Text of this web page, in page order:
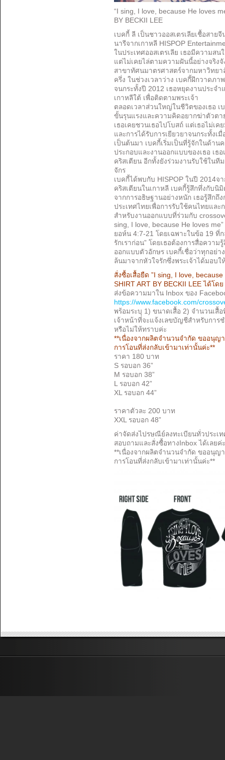
“I sing, I love, because He loves
BY BECKII LEE
เบคกี้ ลี เป็นชาวออสเตรเลียเชื้อสา
นารีจากเกาหลี HISPOP
ในประเทศออสเตรเลีย เธอมีความส
แต่ไม่เคยไล่ตามความฝันนี้อย่างจริง
สาขาทัศนมาตรศาสตร์จากมหาวิทยา
ครึ่ง ในช่วงเวลาว่าง เบคกี้ฝึกวาดภ
จนกระทั้งปี 2012 เธอหยุดงานประจำ
เกาหลีใต้ เพื่อติดตามพระเจ้า
ตลอดเวลาส่วนใหญ่ในชีวิตของเธอ
ขั้นรุนแรงและความคิดอยากฆ่าตัวตา
เธอเคยชวนเธอไปโบสถ์ แต่เธอไม่เ
และการได้รับการเยียวยาจนกระทั้งเ
เป็นต้นมา เบคกี้เริ่มเป็นที่รู้จักในด้าน
ประกอบและงานออกแบบของเธอ เธ
คริสเตียน อีกทั้งยังร่วมงานรับใช้ใน
จักร
เบคกี้ได้พบกับ HISPOP ในปี 2014จ
คริสเตียนในเกาหลี เบคกี้รู้สึกทึ่งกับนิ
จากการอธิษฐานอย่างหนัก เธอรู้สึกถึ
ประเทศไทยเพื่อการรับใช้คนไทยแล
สำหรับงานออกแบบที่ร่วมกับ
sing, I love, because He loves
ยอห์น 4:7-21 โดยเฉพาะในข้อ 19 ที่ก
รักเราก่อน” โดยเธอต้องการสื่อความ
ออกแบบตัวอักษร เบคกี้เชื่อว่าทุกอย่า
ล้นมาจากหัวใจรักซึ่งพระเจ้าได้มอบใ
สั่งซื้อเสื้อยืด ”I sing, I love,
SHIRT ART BY BECKII LEE ได้โดย
ส่งข้อความมาใน Inbox ของ
https://www.facebook.com/
พร้อมระบุ 1) ขนาดเสื้อ 2) จำนวนเสื้อ
เจ้าหน้าที่จะแจ้งเลขบัญชีสำหรับการ
หรือไม่ให้ทราบค่ะ
**เนื่องจากผลิตจำนวนจำกัด ขออนุญ
การโอนที่ส่งกลับเข้ามาเท่านั้นค่ะ**
ราคา 180 บาท
S รอบอก36”
M รอบอก38”
L รอบอก42”
XL รอบอก44”
ราคาตัวละ 200 บาท
XXL รอบอก48”
ค่าจัดส่งไปรษณีย์ลงทะเบียนทั่วประเ
สอบถามและสั่งซื้อทาง Inbox ได้เลยค่ะ
**เนื่องจากผลิตจำนวนจำกัด ขออนุญ
การโอนที่ส่งกลับเข้ามาเท่านั้นค่ะ**